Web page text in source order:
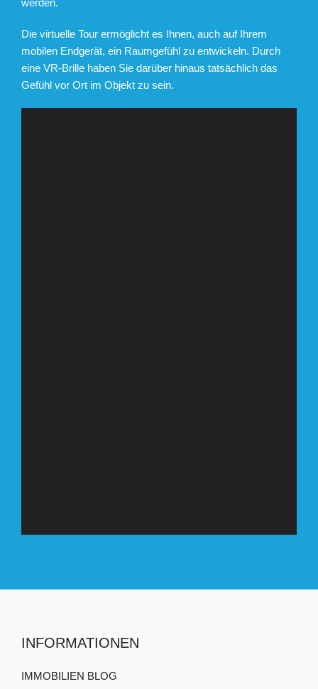
Die virtuelle Tour ermöglicht es Ihnen, auch auf Ihrem
mobilen Endgerät, ein Raumgefühl zu entwickeln. Durch
eine VR-Brille haben Sie darüber hinaus tatsächlich das
Gefühl vor Ort im Objekt zu sein.
INFORMATIONEN
IMMOBILIEN BLOG